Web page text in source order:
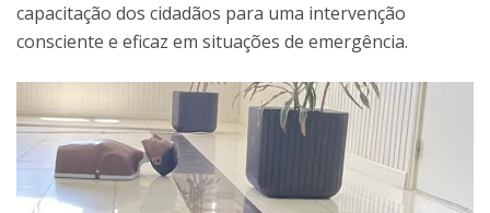
capacitação dos cidadãos para uma intervenção
consciente e eficaz em situações de emergência.